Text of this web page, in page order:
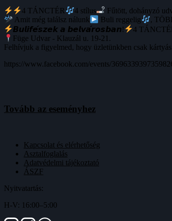
4 TÁNCTÉR 4 stílus
Fűtött, dohányzó
Amit még találsz nálunk
Buli reggelig ,
𝘽𝙪𝙡𝙞𝙛𝙚́𝙨𝙯𝙚𝙠 𝙖 𝙗𝙚𝙡𝙫𝙖́𝙧𝙤𝙨𝙗𝙖𝙣!
4
Füge Udvar - Klauzál u. 19-21.
Felhívjuk a figyelmed, hogy üzletünkben csak
https://www.facebook.com/events/
Tovább az eseményhez
Kapcsolat és elérhetőség
Asztalfoglalás
Adatvédelmi tájékoztató
ÁSZF
Nyitvatartás:
H-V: 16:00–5:00